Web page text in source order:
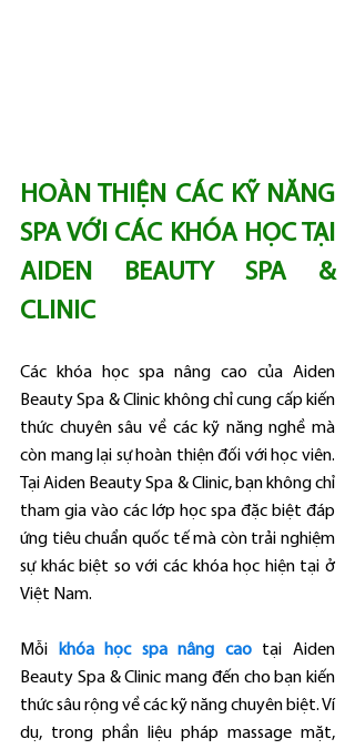
HOÀN THIỆN CÁC KỸ NĂNG
SPA VỚI CÁC KHÓA HỌC TẠI
AIDEN BEAUTY SPA &
CLINIC
Các khóa học spa nâng cao của Aiden
Beauty Spa & Clinic không chỉ cung cấp kiến
thức chuyên sâu về các kỹ năng nghề mà
còn mang lại sự hoàn thiện đối với học viên.
Tại Aiden Beauty Spa & Clinic, bạn không chỉ
tham gia vào các lớp học spa đặc biệt đáp
ứng tiêu chuẩn quốc tế mà còn trải nghiệm
sự khác biệt so với các khóa học hiện tại ở
Việt Nam.
Mỗi khóa học spa nâng cao tại Aiden
Beauty Spa & Clinic mang đến cho bạn kiến
thức sâu rộng về các kỹ năng chuyên biệt. Ví
dụ, trong phần liệu pháp massage mặt,